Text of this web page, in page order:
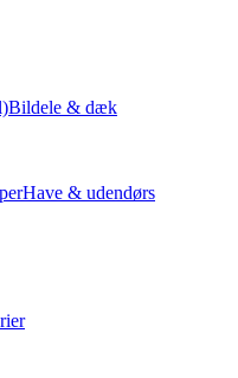
Bildele & dæk
Have & udendørs